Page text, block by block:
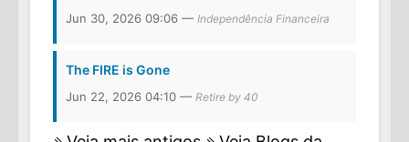
Jun 30, 2026 09:06 — Independência Financeira
The FIRE is Gone
Jun 22, 2026 04:10 — Retire by 40